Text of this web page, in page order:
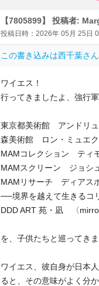
【7805899】 投稿者:
投稿日時：2026年 05月 25日
この書き込みは西千葉さ
ワイエス！
行ってきましたよ、強行軍
東京都美術館 アンドリ
森美術館 ロン・ミュエ
MAMコレクション ティ
MAMスクリーン ジョシ
MAMリサーチ ディアス
──境界を越えて生きるコ
DDD ART 苑・凪 〈
を、子供たちと巡ってきま
ワイエス、彼自身が日本
ると、その意味がよく分か